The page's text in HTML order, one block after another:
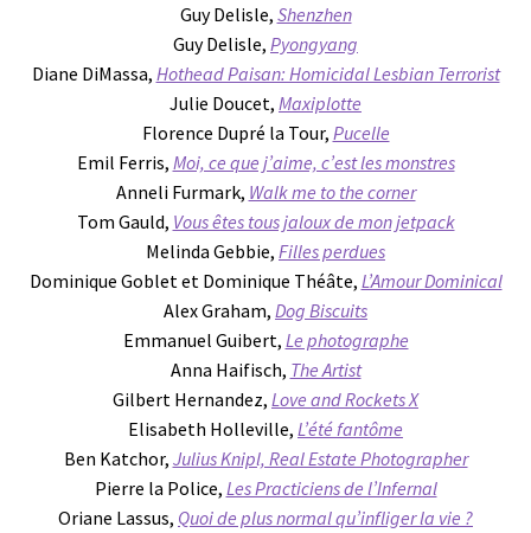
Guy Delisle, Shenzhen
Guy Delisle, Pyongyang
Diane DiMassa, Hothead Paisan: Homicidal Lesbian Terrorist
Julie Doucet, Maxiplotte
Florence Dupré la Tour, Pucelle
Emil Ferris, Moi, ce que j’aime, c’est les monstres
Anneli Furmark, Walk me to the corner
Tom Gauld, Vous êtes tous jaloux de mon jetpack
Melinda Gebbie, Filles perdues
Dominique Goblet et Dominique Théâte, L’Amour Dominical
Alex Graham, Dog Biscuits
Emmanuel Guibert, Le photographe
Anna Haifisch, The Artist
Gilbert Hernandez, Love and Rockets X
Elisabeth Holleville, L’été fantôme
Ben Katchor, Julius Knipl, Real Estate Photographer
Pierre la Police, Les Practiciens de l’Infernal
Oriane Lassus, Quoi de plus normal qu’infliger la vie ?